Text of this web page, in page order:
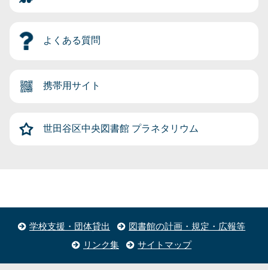
よくある質問
携帯用サイト
世田谷区中央図書館 プラネタリウム
学校支援・団体貸出
図書館の計画・規定・広報等
リンク集
サイトマップ